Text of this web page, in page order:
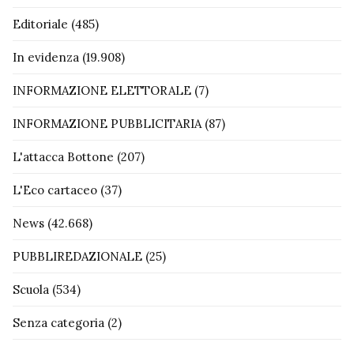
Editoriale (485)
In evidenza (19.908)
INFORMAZIONE ELETTORALE (7)
INFORMAZIONE PUBBLICITARIA(87)
L'attacca Bottone (207)
L'Eco cartaceo (37)
News (42.668)
PUBBLIREDAZIONALE (25)
Scuola (534)
Senza categoria (2)